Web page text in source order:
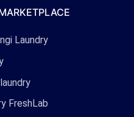
Laundry
FreshLab